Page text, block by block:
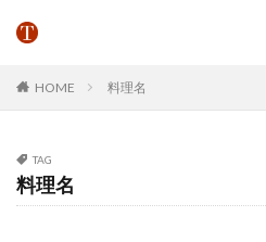
HOME 料理名
TAG
料理名